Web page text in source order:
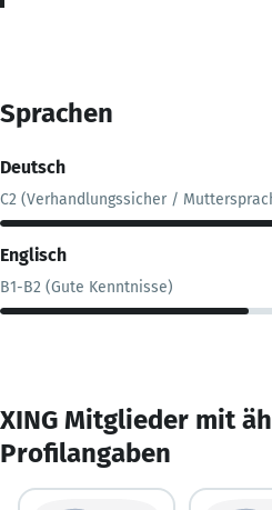
Sprachen
Deutsch
C2 (Verhandlungssicher /
Englisch
B1-B2 (Gute Kenntnisse)
XING Mitglieder mit
Profilangaben